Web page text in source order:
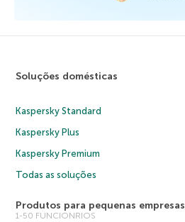
Soluções domésticas
Kaspersky Standard
Kaspersky Plus
Kaspersky Premium
Todas as soluções
Produtos para pequenas empresas
1-50 FUNCIONRIOS